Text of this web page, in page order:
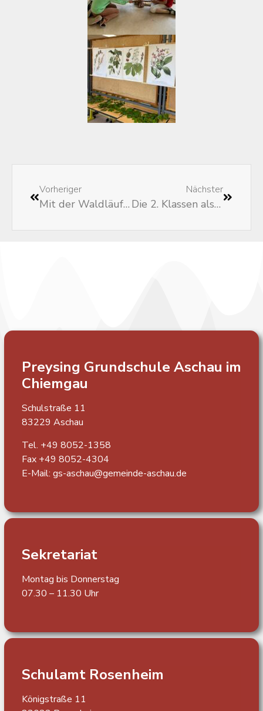
Vorheriger
Mit der Waldläuferbande im Wald unterwegs
Nächster
Die 2. Klassen als Maibaumdiebe unterwegs am 15.05.24
Preysing Grundschule Aschau im
Chiemgau
Schulstraße 11
83229 Aschau
Tel. +49 8052-1358
Fax +49 8052-4304
E-Mail: gs-aschau@gemeinde-aschau.de
Sekretariat
Montag bis Donnerstag
07.30 – 11.30 Uhr
Schulamt Rosenheim
Königstraße 11